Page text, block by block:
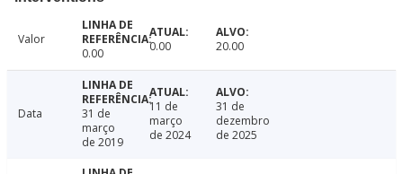
Valor
0.00
0.00 20.00
Data
31 de
março
de 2019
11 de
março
de 2024
31 de
dezembro
de 2025